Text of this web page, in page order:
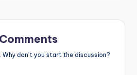
Comments
don’t you start the discussion?